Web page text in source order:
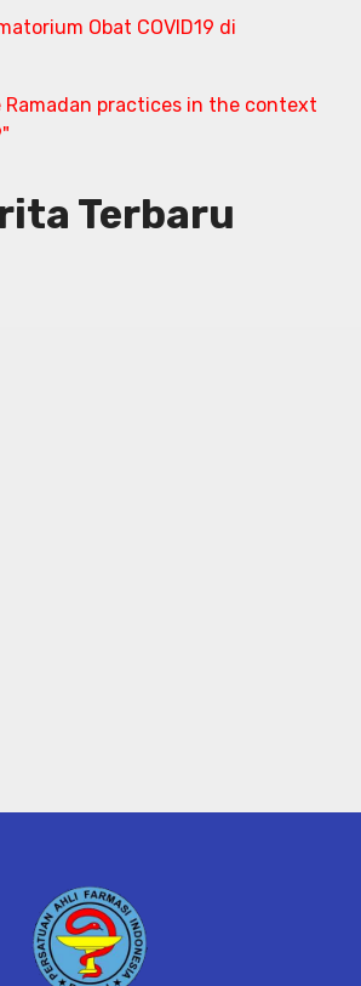
Obat COVID19 di
Ramadan practices in the context
Terbaru